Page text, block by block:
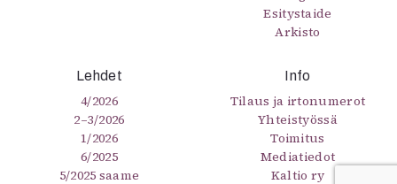
Esitystaide
Arkisto
Lehdet
4/2026
2–3/2026
1/2026
6/2025
5/2025 saame
Info
Tilaus ja irtonumerot
Yhteistyössä
Toimitus
Mediatiedot
Kaltio ry